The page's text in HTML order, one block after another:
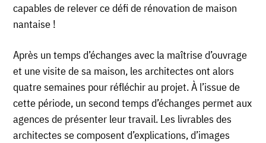
capables de relever ce défi de rénovation de maison
nantaise !
Après un temps d’échanges avec la maîtrise d’ouvrage
et une visite de sa maison, les architectes ont alors
quatre semaines pour réfléchir au projet. À l’issue de
cette période, un second temps d’échanges permet aux
agences de présenter leur travail. Les livrables des
architectes se composent d’explications, d’images